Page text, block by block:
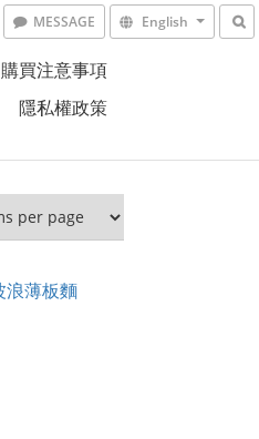
MESSAGE English
購買注意事項
隱私權政策